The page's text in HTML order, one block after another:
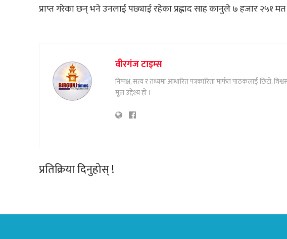
प्राप्त गरेका छन् भने उनलाई पछ्याई रहेका प्रह्लाद साह कानुले ७ हजार २५१ मत
वीरगंज टाइम्स
निष्पक्ष, सत्य र तथ्यमा आधारित पत्रकारिता मार्फत पाठकलाई छिटो,
मूल उद्देश्य हो ।
प्रतिक्रिया दिनुहोस् !